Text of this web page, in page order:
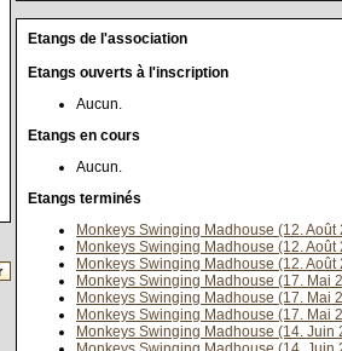
Etangs de l'association
Etangs ouverts à l'inscription
Aucun.
Etangs en cours
Aucun.
Etangs terminés
Monkeys Swinging Madhouse (12. Août
Monkeys Swinging Madhouse (12. Août
Monkeys Swinging Madhouse (12. Août
Monkeys Swinging Madhouse (17. Mai
Monkeys Swinging Madhouse (17. Mai
Monkeys Swinging Madhouse (17. Mai
Monkeys Swinging Madhouse (14. Juin